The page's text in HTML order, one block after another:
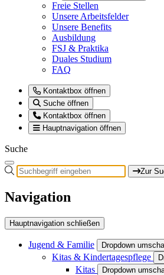
Freie Stellen
Unsere Arbeitsfelder
Unsere Benefits
Ausbildung
FSJ & Praktika
Duales Studium
FAQ
Kontaktbox öffnen
Suche öffnen
Kontaktbox öffnen
Hauptnavigation öffnen
Suche
Zur
Navigation
Hauptnavigation schließen
Jugend & Familie Dropdown
Kitas & Kindertagespflege
Kitas Dropdown